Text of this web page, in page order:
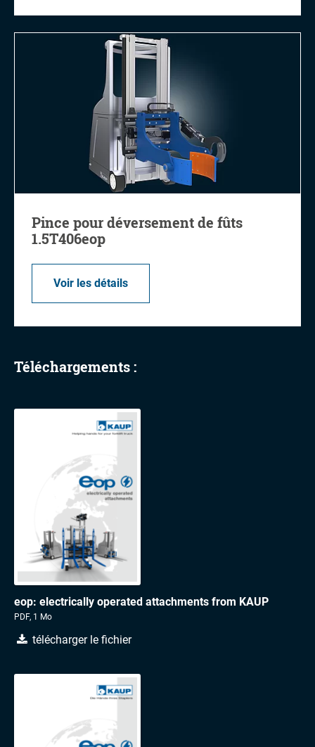
Pince pour déversement de fûts
1.5T406eop
Voir les détails
Téléchargements :
eop: electrically operated attachments from KAUP
PDF, 1 Mo
télécharger le fichier